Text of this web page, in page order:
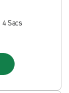
4 Sacs